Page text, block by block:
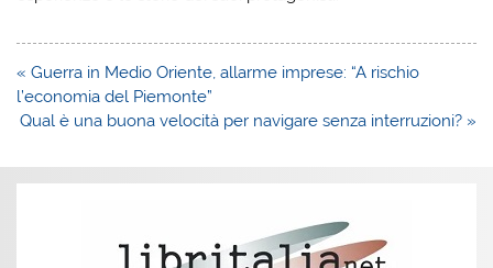
Navigazione
articoli
« Guerra in Medio Oriente, allarme imprese: “A rischio
l’economia del Piemonte”
Qual è una buona velocità per navigare senza interruzioni? »